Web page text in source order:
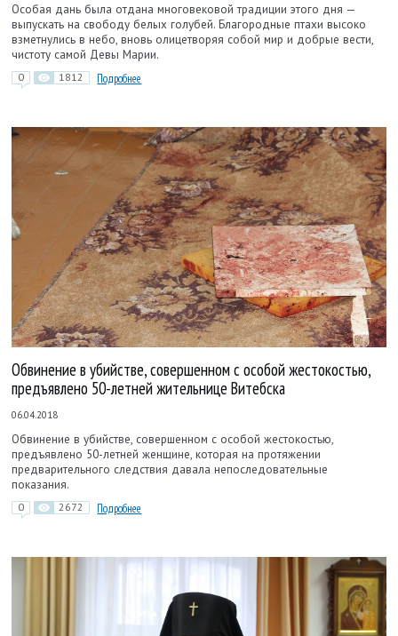
Особая дань была отдана многовековой традиции этого дня —
выпускать на свободу белых голубей. Благородные птахи высоко
взметнулись в небо, вновь олицетворяя собой мир и добрые вести,
чистоту самой Девы Марии.
0 1812 Подробнее
Обвинение в убийстве, совершенном с особой жестокостью,
предъявлено 50-летней жительнице Витебска
06.04.2018
Обвинение в убийстве, совершенном с особой жестокостью,
предъявлено 50-летней женщине, которая на протяжении
предварительного следствия давала непоследовательные
показания.
0 2672 Подробнее